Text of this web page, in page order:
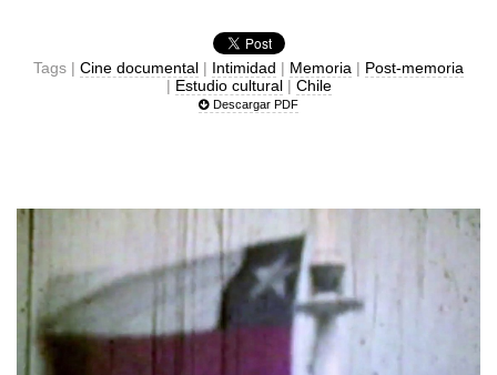
Tags | Cine documental | Intimidad | Memoria | Post-memoria
| Estudio cultural| Chile
Descargar PDF